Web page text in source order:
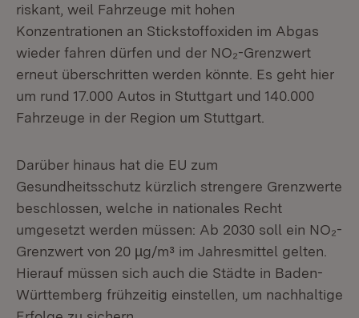
riskant, weil Fahrzeuge mit hohen
Konzentrationen an Stickstoffoxiden im Abgas
wieder fahren dürfen und der NO₂-Grenzwert
erneut überschritten werden könnte. Es geht hier
um rund 17.000 Autos in Stuttgart und 140.000
Fahrzeuge in der Region um Stuttgart.
Darüber hinaus hat die EU zum
Gesundheitsschutz kürzlich strengere Grenzwerte
beschlossen, welche in nationales Recht
umgesetzt werden müssen: Ab 2030 soll ein NO₂-
Grenzwert von 20 µg/m³ im Jahresmittel gelten.
Hierauf müssen sich auch die Städte in Baden-
Württemberg frühzeitig einstellen, um nachhaltige